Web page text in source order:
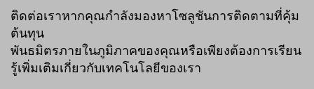
ติดต่อเราหากคุณกำลังมองหาโซลูชันการติดตามที่คุ้ม
ต้นทุน
พันธมิตรภายในภูมิภาคของคุณหรือเพียงต้องการเรียน
รู้เพิ่มเติมเกี่ยวกับเทคโนโลยีของเรา